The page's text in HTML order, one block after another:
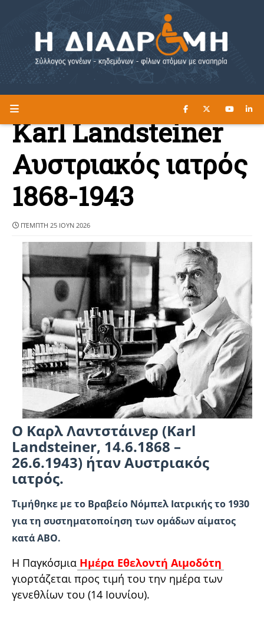
Η ΔΙΑΔΡΟΜΗ ΔΙΑΒΑΣΤΕ ΕΔΩ ►
Karl Landsteiner
Αυστριακός ιατρός
1868-1943
ΠΈΜΠΤΗ 25 ΙΟΥΝ 2026
Ο Καρλ Λαντστάινερ (Karl
Landsteiner, 14.6.1868 –
26.6.1943) ήταν Αυστριακός
ιατρός.
Τιμήθηκε με το Βραβείο Νόμπελ Ιατρικής το 1930
για τη συστηματοποίηση των ομάδων αίματος
κατά ΑΒΟ.
Η Παγκόσμια Ημέρα Εθελοντή Αιμοδότη
γιορτάζεται προς τιμή του την ημέρα των
γενεθλίων του (14 Ιουνίου).